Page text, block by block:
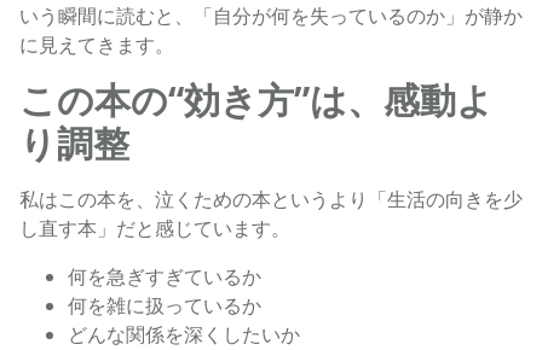
いう瞬間に読むと、「自分が何を失っているのか」が静か
に見えてきます。
この本の“効き方”は、感動よ
り調整
私はこの本を、泣くための本というより「生活の向きを少
し直す本」だと感じています。
何を急ぎすぎているか
何を雑に扱っているか
どんな関係を深くしたいか